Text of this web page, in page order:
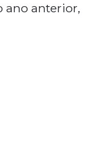
ano anterior,